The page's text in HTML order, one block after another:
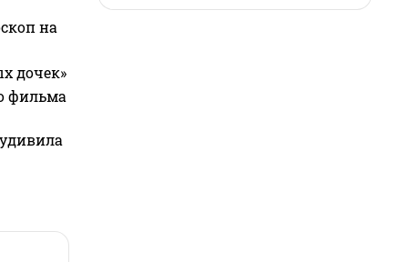
на
дочек»
фильма